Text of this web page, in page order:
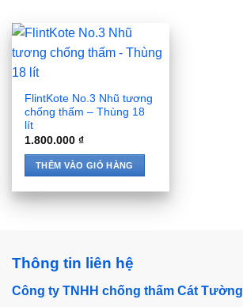
FlintKote No.3 Nhũ tương
chống thấm – Thùng 18
lít
1.800.000₫
THÊM VÀO GIỎ HÀNG
Thông tin liên hệ
Công ty TNHH chống thấm Cát Tường